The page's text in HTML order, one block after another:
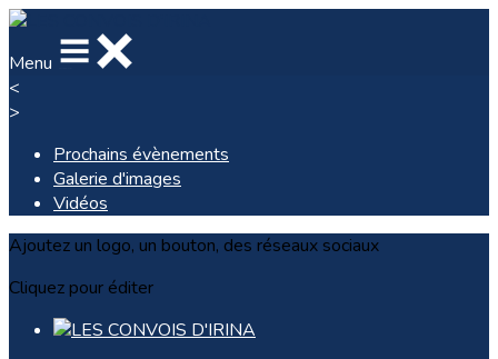
Menu
<
>
Prochains évènements
Galerie d'images
Vidéos
Ajoutez un logo, un bouton, des réseaux sociaux
Cliquez pour éditer